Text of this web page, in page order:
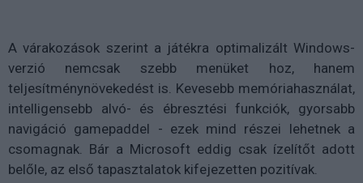
A várakozások szerint a játékra optimalizált Windows-
verzió nemcsak szebb menüket hoz, hanem
teljesítménynövekedést is. Kevesebb memóriahasználat,
intelligensebb alvó- és ébresztési funkciók, gyorsabb
navigáció gamepaddel - ezek mind részei lehetnek a
csomagnak. Bár a Microsoft eddig csak ízelítőt adott
belőle, az első tapasztalatok kifejezetten pozitívak.